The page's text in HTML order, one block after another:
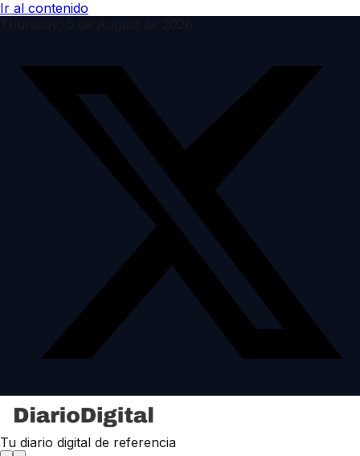
Ir al contenido
Tu diario digital de referencia